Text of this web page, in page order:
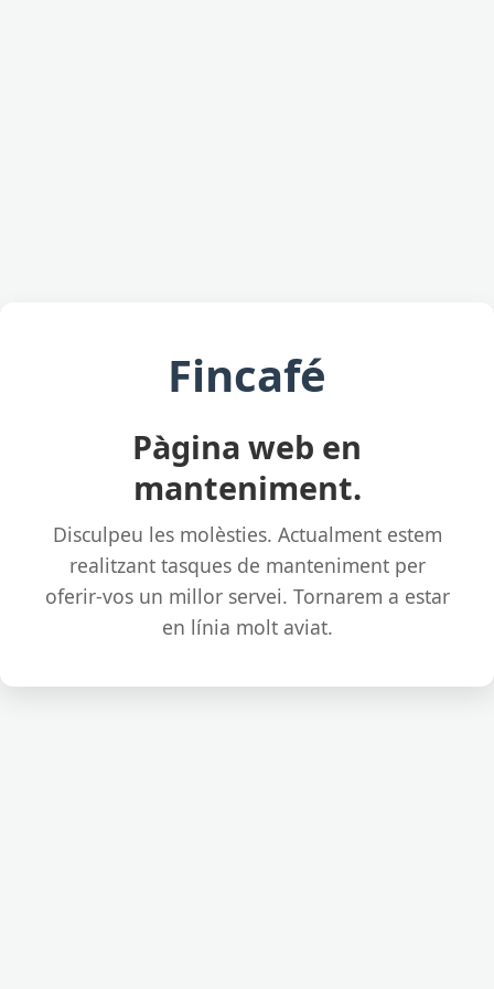
Fincafé
Pàgina web en
manteniment.
Disculpeu les molèsties. Actualment estem
realitzant tasques de manteniment per
oferir-vos un millor servei. Tornarem a estar
en línia molt aviat.